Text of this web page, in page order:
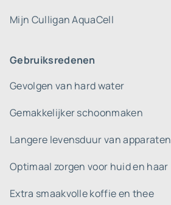
Mijn Culligan AquaCell
Gebruiksredenen
Gevolgen van hard water
Gemakkelijker schoonmaken
Langere levensduur van apparaten
Optimaal zorgen voor huid en haar
Extra smaakvolle koffie en thee